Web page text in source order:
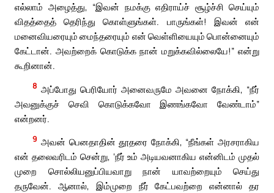
எல்லாம் அழைத்து, “இவன் நமக்கு எதிராய்ச் சூழ்ச்சி செய்யும்
விதத்தைத் தெரிந்து கொள்ளுங்கள். பாருங்கள்! இவன் என்
மனைவியரையும் மைந்தரையும் என் வெள்ளியையும் பொன்னையும்
கேட்டான். அவற்றைக் கொடுக்க நான் மறுக்கவில்லையே!” என்று
கூறினான்.
8 அப்போது பெரியோர் அனைவருமே அவனை நோக்கி, “நீர்
அவனுக்குச் செவி கொடுக்கவோ இணங்கவோ வேண்டாம்”
என்றனர்.
9 அவன் பெனதாதின் தூதரை நோக்கி, “நீங்கள் அரசராகிய
என் தலைவரிடம் சென்று, ‘நீர் உம் அடியவனாகிய என்னிடம் முதல்
முறை சொல்லியனுப்பியவாறு நான் யாவற்றையும் செய்து
தருவேன். ஆனால், இம்முறை நீர் கேட்பவற்றை என்னால் தர